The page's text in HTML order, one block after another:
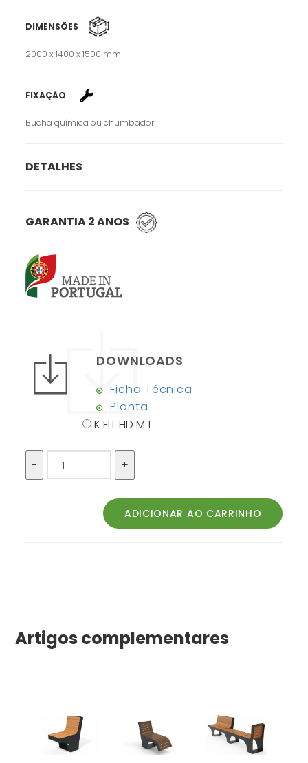
DIMENSÕES
2000 x 1400 x 1500 mm
FIXAÇÃO
Bucha química ou chumbador
DETALHES
GARANTIA 2 ANOS
DOWNLOADS
Ficha Técnica
Planta
K FIT HD M 1
Artigos complementares